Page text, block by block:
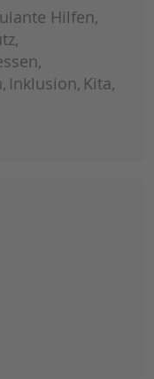
Hilfen
Inklusion Kita